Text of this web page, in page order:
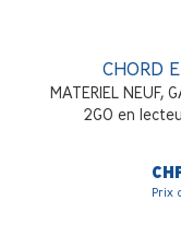
CHORD
MATERIEL NEUF,
2GO en
Prix